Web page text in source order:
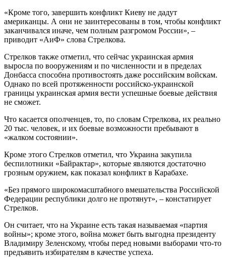
«Кроме того, завершить конфликт Киеву не дадут
американцы. А они не заинтересованы в том, чтобы конфликт
заканчивался иначе, чем полным разгромом России», –
приводит «АиФ» слова Стрелкова.
Стрелков также отметил, что сейчас украинская армия
выросла по вооружениям и по численности и в пределах
Донбасса способна противостоять даже российским войскам.
Однако по всей протяженности российско-украинской
границы украинская армия вести успешные боевые действия
не сможет.
Что касается ополченцев, то, по словам Стрелкова, их реально
20 тыс. человек, и их боевые возможности пребывают в
«жалком состоянии».
Кроме этого Стрелков отметил, что Украина закупила
беспилотники «Байрактар», которые являются достаточно
грозным оружием, как показал конфликт в Карабахе.
«Без прямого широкомасштабного вмешательства Российской
Федерации республики долго не протянут», – констатирует
Стрелков.
Он считает, что на Украине есть такая называемая «партия
войны»; кроме этого, война может быть выгодна президенту
Владимиру Зеленскому, чтобы перед новыми выборами что-то
предъявить избирателям в качестве успеха.